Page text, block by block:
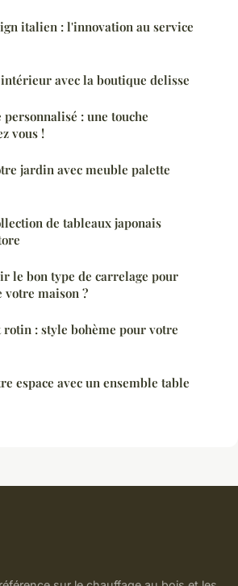
italien : l'innovation au service
avec la boutique delisse
: une touche
vous !
jardin avec meuble palette
de tableaux japonais
le bon type de carrelage pour
votre maison ?
rotin : style bohème pour votre
espace avec un ensemble table